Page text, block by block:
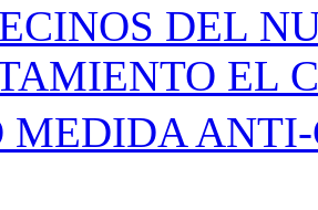
DEL
EL
MEDIDA